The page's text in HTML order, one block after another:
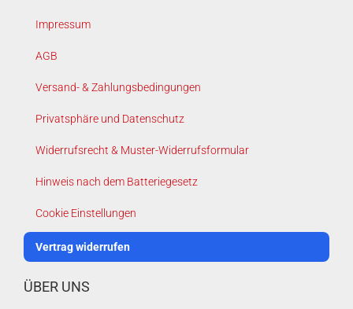
Impressum
AGB
Versand- & Zahlungsbedingungen
Privatsphäre und Datenschutz
Widerrufsrecht & Muster-Widerrufsformular
Hinweis nach dem Batteriegesetz
Cookie Einstellungen
Vertrag widerrufen
ÜBER UNS